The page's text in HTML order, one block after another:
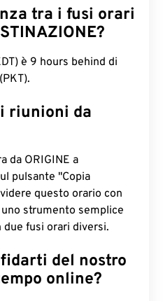
tra i fusi orari
è 9 hours behind di
riunioni da
da ORIGINE a
pulsante "Copia
questo orario con
strumento semplice
fusi orari diversi.
del nostro
online?